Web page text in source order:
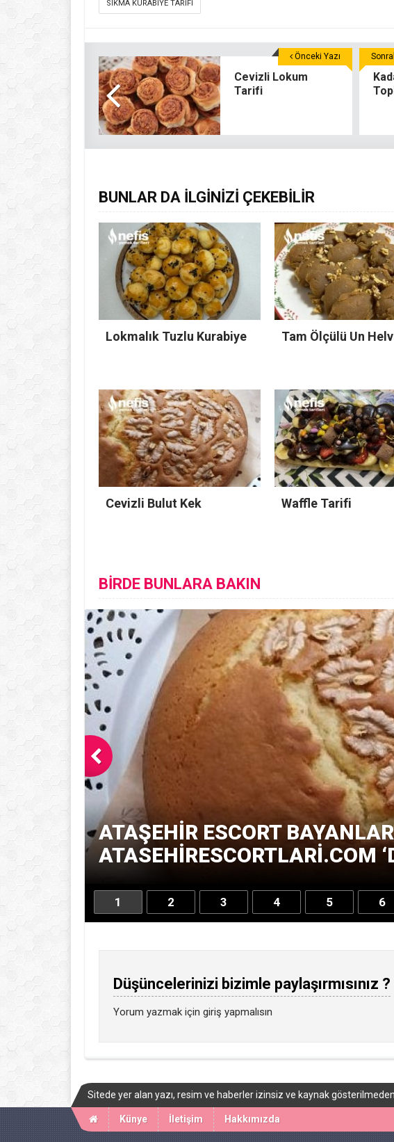
SIKMA KURABIYE TARIFI
Cevizli Lokum
Tarifi
Önceki Yazı
BUNLAR DA İLGİNİZİ ÇEKEBİLİR
Lokmalık Tuzlu Kurabiye Tam Ölçülü Un
Cevizli Bulut Kek Waffle Tarifi
BİRDE BUNLARA BAKIN
ATAŞEHIR ESCORT
ATASEHIRESCORTLARI.COM
1 2 3 4 5 6
Düşüncelerinizi bizimle paylaşırmısınız ?
Yorum yazmak için giriş yapmalısın
Sitede yer alan yazı, resim ve haberler izinsiz ve kaynak
Künye İletişim Hakkımızda